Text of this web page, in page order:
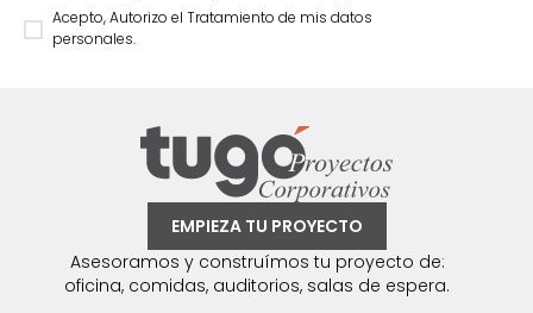
Acepto, Autorizo el Tratamiento de mis datos
personales.
EMPIEZA TU PROYECTO
Asesoramos y construímos tu proyecto de:
oficina, comidas, auditorios, salas de espera.